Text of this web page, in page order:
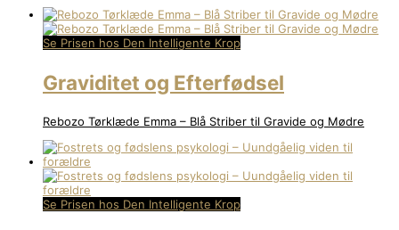
Se Prisen hos Den Intelligente Krop
Graviditet og Efterfødsel
Rebozo Tørklæde Emma – Blå Striber til Gravide og Mødre
Se Prisen hos Den Intelligente Krop